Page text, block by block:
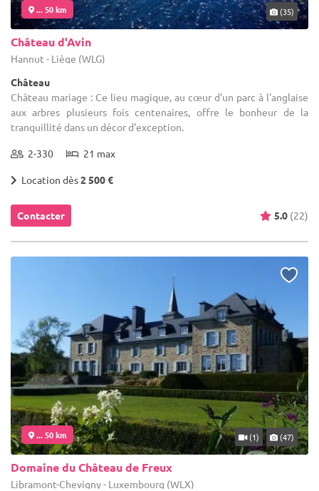
... 50 km (35)
Château d'Avin
Hannut - Liège (WLG)
Château
Château mariage : Ce lieu magique, au cœur d'un parc à l'anglaise
aux arbres plusieurs fois centenaires, offre le bonheur de la
tranquillité dans un décor d'exception.
2-330 21 max
Location dès2 500 €
Contacter 5.0 (22)
... 50 km (1) (47)
Domaine du Château de Freux
Libramont-Chevigny - Luxembourg (WLX)